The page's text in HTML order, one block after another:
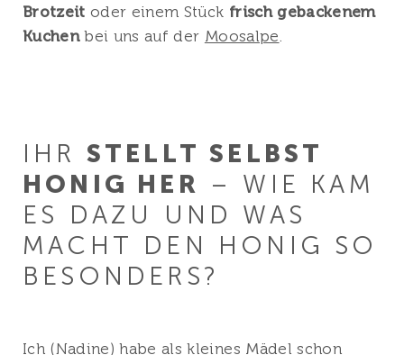
Brotzeitoder einem Stück frisch gebackenem
Kuchenbei uns auf der Moosalpe.
IHR STELLT SELBST
HONIG HER – WIE KAM
ES DAZU UND WAS
MACHT DEN HONIG SO
BESONDERS?
Ich (Nadine) habe als kleines Mädel schon